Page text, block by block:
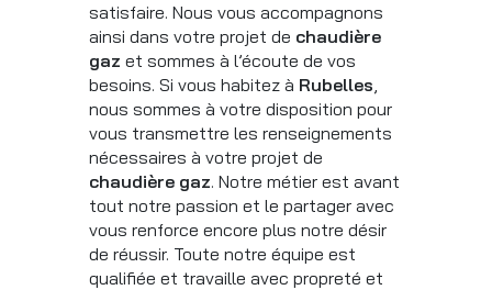
satisfaire. Nous vous accompagnons
ainsi dans votre projet de chaudière
gaz et sommes à l’écoute de vos
besoins. Si vous habitez à Rubelles,
nous sommes à votre disposition pour
vous transmettre les renseignements
nécessaires à votre projet de
chaudière gaz. Notre métier est avant
tout notre passion et le partager avec
vous renforce encore plus notre désir
de réussir. Toute notre équipe est
qualifiée et travaille avec propreté et